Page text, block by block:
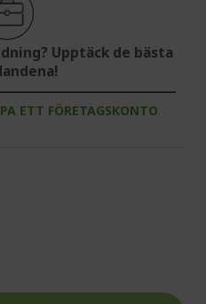
Upptäck de bästa
ETT FÖRETAGSKONTO